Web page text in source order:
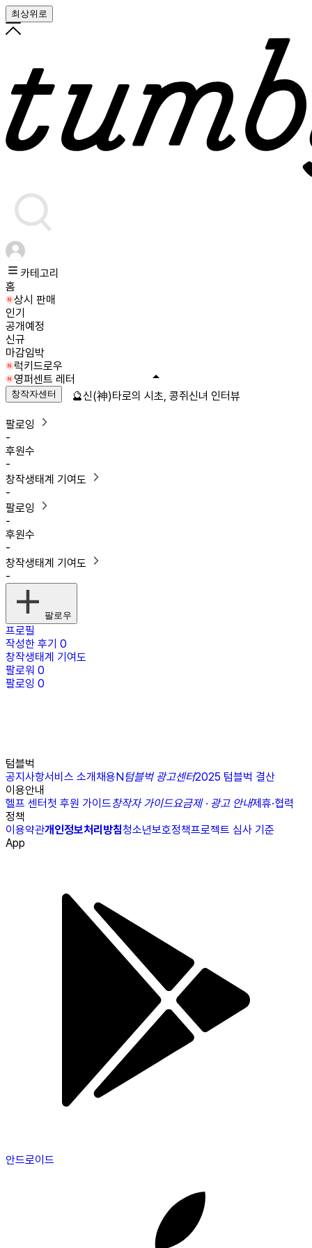
최상위로
카테고리
홈
상시 판매
인기
공개예정
신규
마감임박
럭키드로우
영퍼센트 레터
창작자센터
팔로잉
-
후원수
-
창작생태계 기여도
-
팔로잉
-
후원수
-
창작생태계 기여도
-
팔로우
프로필
작성한 후기 0
창작생태계 기여도
팔로워 0
팔로잉 0
텀블벅
공지사항서비스 소개채용N텀블벅 광고센터2025 텀블벅 결산
이용안내
헬프 센터첫 후원 가이드창작자 가이드요금제 · 광고 안내제휴·협력
정책
이용약관개인정보처리방침청소년보호정책프로젝트 심사 기준
App
안드로이드
🔮신(神)타로의 시초, 콩쥐신녀 인터뷰